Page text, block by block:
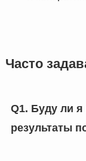
Часто
Q1. Буду ли
результаты